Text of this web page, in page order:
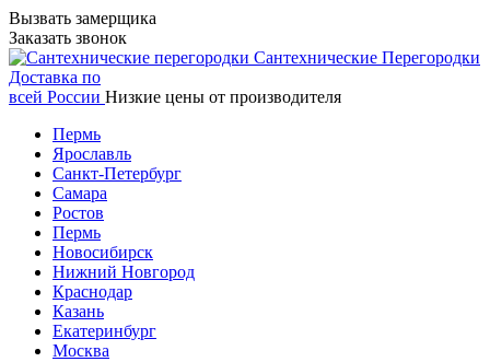
Вызвать замерщика
Заказать звонок
Сантехнические Перегородки
Доставка по
всей России Низкие цены от производителя
Пермь
Ярославль
Санкт-Петербург
Самара
Ростов
Пермь
Новосибирск
Нижний Новгород
Краснодар
Казань
Екатеринбург
Москва